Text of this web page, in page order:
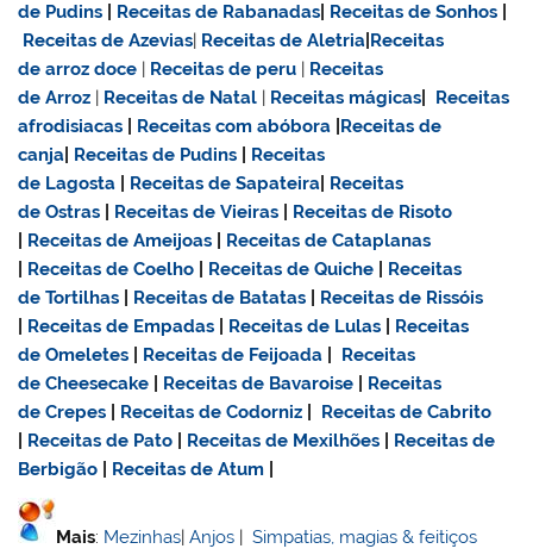
de Pudins
Receitas de Rabanadas Receitas de Sonhos
Receitas de Azevias| Receitas de Aletria Receitas
dearroz doce | Receitas de peru | Receitas
de Arroz | Receitas de Natal | Receitas mágicas
Receitas
afrodisiacas
Receitas com abóbora Receitas de
canja Receitas de Pudins
Receitas
de Lagosta
Receitas de Sapateira Receitas
de Ostras
Receitas de Vieiras
Receitas de Risoto
Receitas de Ameijoas
Receitas de Cataplanas
Receitas de Coelho Receitas de Quiche
Receitas
de Tortilhas
Receitas de Batatas
Receitas de Rissóis
Receitas de Empadas Receitas de Lulas
Receitas
de Omeletes
Receitas de Feijoada
Receitas
de Cheesecake
Receitas de Bavaroise
Receitas
de Crepes
Receitas de Codorniz
Receitas de Cabrito
Receitas de Pato Receitas de Mexilhões
Receitas de
Berbigão
Receitas de Atum
Mais: Mezinhas|Anjos |Simpatias, magias & feitiços